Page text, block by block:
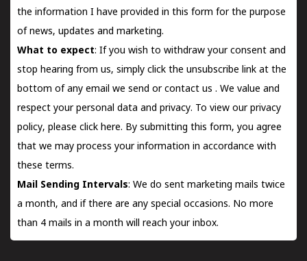
the information I have provided in this form for the purpose
of news, updates and marketing.
What to expect: If you wish to withdraw your consent and
stop hearing from us, simply click the unsubscribe link at the
bottom of any email we send orcontact us . We value and
respect your personal data and privacy. To view our privacy
policy, please click here. By submitting this form, you agree
that we may process your information in accordance with
these terms.
Mail Sending Intervals: We do sent marketing mails twice
a month, and if there are any special occasions. No more
than 4 mails in a month will reach your inbox.